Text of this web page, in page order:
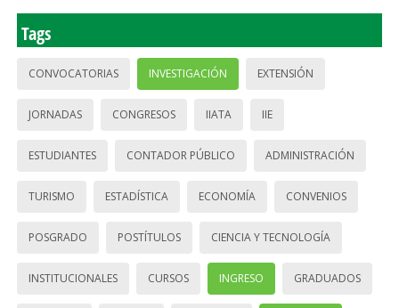
Tags
CONVOCATORIAS INVESTIGACIÓN EXTENSIÓN
JORNADAS CONGRESOS IIATA IIE
ESTUDIANTES CONTADOR PÚBLICO ADMINISTRACIÓN
TURISMO ESTADÍSTICA ECONOMÍA CONVENIOS
POSGRADO POSTÍTULOS CIENCIA Y TECNOLOGÍA
INSTITUCIONALES CURSOS INGRESO GRADUADOS